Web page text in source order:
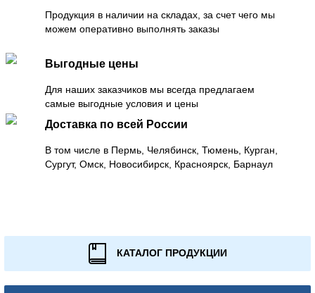
Продукция в наличии на складах, за счет чего мы
можем оперативно выполнять заказы
Выгодные цены
Для наших заказчиков мы всегда предлагаем
самые выгодные условия и цены
Доставка по всей России
В том числе в Пермь, Челябинск, Тюмень, Курган,
Сургут, Омск, Новосибирск, Красноярск, Барнаул
КАТАЛОГ ПРОДУКЦИИ